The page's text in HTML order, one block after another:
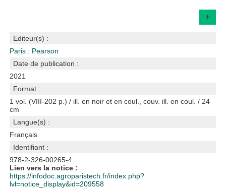
+
Editeur(s) :
Paris : Pearson
Date de publication :
2021
Format :
1 vol. (VIII-202 p.) / ill. en noir et en coul., couv. ill. en coul. / 24
cm
Langue(s) :
Français
Identifiant :
978-2-326-00265-4
Lien vers la notice :
https://infodoc.agroparistech.fr/index.php?
lvl=notice_display&id=209558